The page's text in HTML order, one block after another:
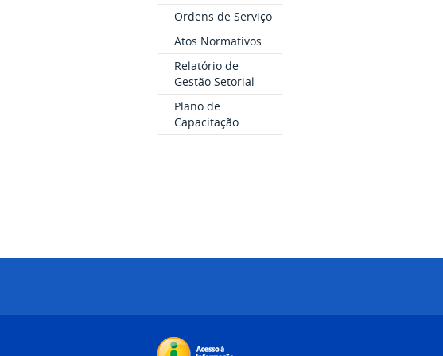
Ordens de Serviço
Atos Normativos
Relatório de
Gestão Setorial
Plano de
Capacitação